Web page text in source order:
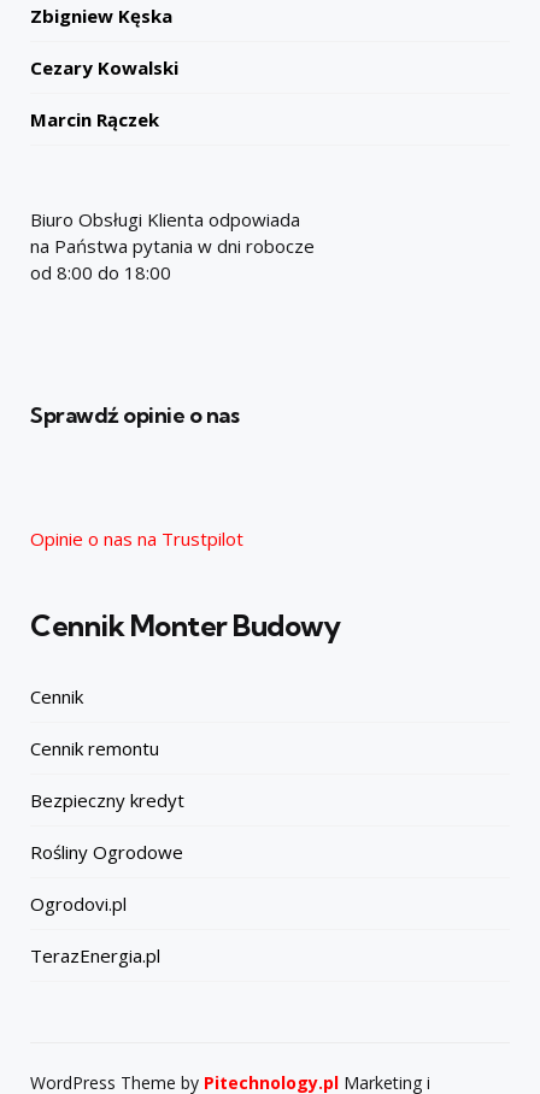
Zbigniew Kęska
Cezary Kowalski
Marcin Rączek
Biuro Obsługi Klienta odpowiada
na Państwa pytania w dni robocze
od 8:00 do 18:00
Sprawdź opinie o nas
Opinie o nas na Trustpilot
Cennik Monter Budowy
Cennik
Cennik remontu
Bezpieczny kredyt
Rośliny Ogrodowe
Ogrodovi.pl
TerazEnergia.pl
WordPress Theme by Pitechnology.pl Marketing i